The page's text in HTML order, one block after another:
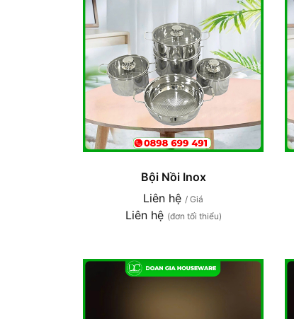
Bội Nồi Inox
Liên hệ / Giá
Liên hệ (đơn tối thiểu)